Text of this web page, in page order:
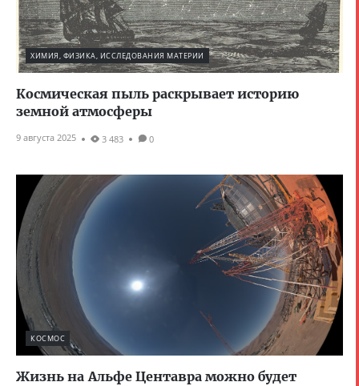
ХИМИЯ, ФИЗИКА, ИССЛЕДОВАНИЯ МАТЕРИИ
Космическая пыль раскрывает историю
земной атмосферы
9 августа 2025 3 483 0
КОСМОС
Жизнь на Альфе Центавра можно будет